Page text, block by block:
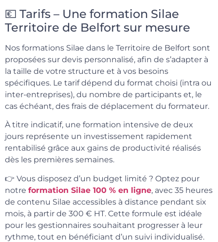
💶 Tarifs – Une formation Silae
Territoire de Belfort sur mesure
Nos formations Silae dans le Territoire de Belfort sont
proposées sur devis personnalisé, afin de s’adapter à
la taille de votre structure et à vos besoins
spécifiques. Le tarif dépend du format choisi (intra ou
inter-entreprises), du nombre de participants et, le
cas échéant, des frais de déplacement du formateur.
À titre indicatif, une formation intensive de deux
jours représente un investissement rapidement
rentabilisé grâce aux gains de productivité réalisés
dès les premières semaines.
👉 Vous disposez d’un budget limité ? Optez pour
notre formation Silae 100 % en ligne, avec 35 heures
de contenu Silae accessibles à distance pendant six
mois, à partir de 300 € HT. Cette formule est idéale
pour les gestionnaires souhaitant progresser à leur
rythme, tout en bénéficiant d’un suivi individualisé.